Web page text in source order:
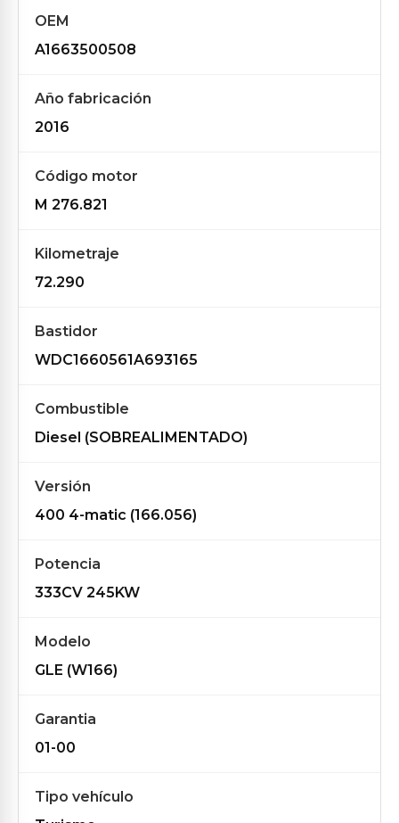
OEM
A1663500508
Año fabricación
2016
Código motor
M 276.821
Kilometraje
72.290
Bastidor
WDC1660561A693165
Combustible
Diesel (SOBREALIMENTADO)
Versión
400 4-matic (166.056)
Potencia
333CV 245KW
Modelo
GLE (W166)
Garantia
01-00
Tipo vehículo